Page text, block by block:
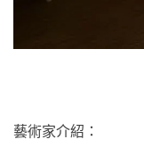
藝術家介紹：